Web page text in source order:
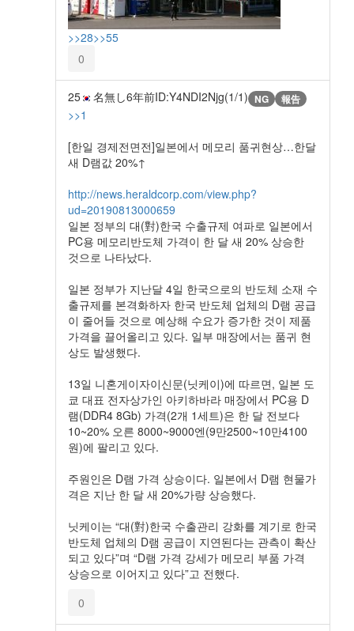
>>28>>55
0
25 名無し6年前ID:Y4NDI2Njg(1/1) NG 報告
>>1
[한일 경제전면전]일본에서 메모리 품귀현상…한달
새 D램값 20%↑
http://news.heraldcorp.com/view.php?
ud=20190813000659
일본 정부의 대(對)한국 수출규제 여파로 일본에서
PC용 메모리반도체 가격이 한 달 새 20% 상승한
것으로 나타났다.
일본 정부가 지난달 4일 한국으로의 반도체 소재 수
출규제를 본격화하자 한국 반도체 업체의 D램 공급
이 줄어들 것으로 예상해 수요가 증가한 것이 제품
가격을 끌어올리고 있다. 일부 매장에서는 품귀 현
상도 발생했다.
13일 니혼게이자이신문(닛케이)에 따르면, 일본 도
쿄 대표 전자상가인 아키하바라 매장에서 PC용 D
램(DDR4 8Gb) 가격(2개 1세트)은 한 달 전보다
10~20% 오른 8000~9000엔(9만2500~10만4100
원)에 팔리고 있다.
주원인은 D램 가격 상승이다. 일본에서 D램 현물가
격은 지난 한 달 새 20%가량 상승했다.
닛케이는 “대(對)한국 수출관리 강화를 계기로 한국
반도체 업체의 D램 공급이 지연된다는 관측이 확산
되고 있다”며 “D램 가격 강세가 메모리 부품 가격
상승으로 이어지고 있다”고 전했다.
0